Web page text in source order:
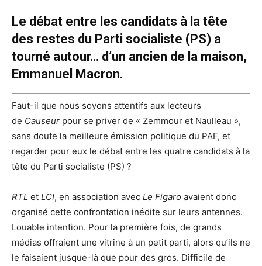
Le débat entre les candidats à la tête
des restes du Parti socialiste (PS) a
tourné autour… d’un ancien de la maison,
Emmanuel Macron.
Faut-il que nous soyons attentifs aux lecteurs
de Causeur pour se priver de « Zemmour et Naulleau »,
sans doute la meilleure émission politique du PAF, et
regarder pour eux le débat entre les quatre candidats à la
tête du Parti socialiste (PS) ?
RTL et LCI, en association avec Le Figaro avaient donc
organisé cette confrontation inédite sur leurs antennes.
Louable intention. Pour la première fois, de grands
médias offraient une vitrine à un petit parti, alors qu’ils ne
le faisaient jusque-là que pour des gros. Difficile de